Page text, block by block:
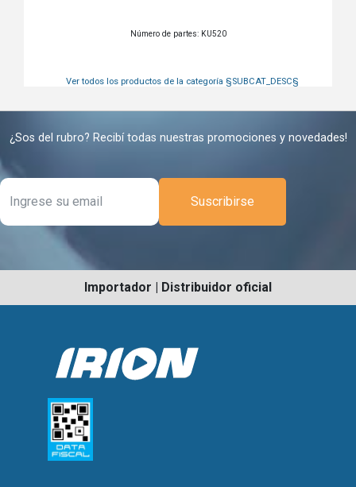
Número de partes: KU520
Ver todos los productos de la categoría §SUBCAT_DESC§
¿Sos del rubro? Recibí todas nuestras promociones y novedades!
Suscribirse
Importador | Distribuidor oficial